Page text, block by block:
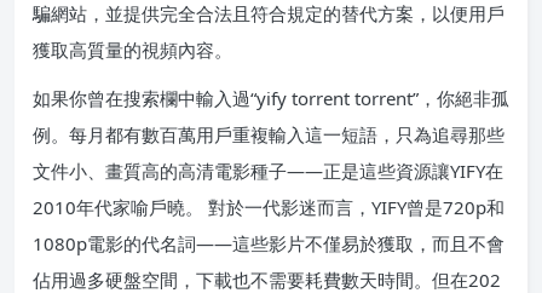
騙網站，並提供完全合法且符合規定的替代方案，以便用戶
獲取高質量的視頻內容。
如果你曾在搜索欄中輸入過“yify torrent torrent”，你絕非孤
例。每月都有數百萬用戶重複輸入這一短語，只為追尋那些
文件小、畫質高的高清電影種子——正是這些資源讓YIFY在
2010年代家喻戶曉。 對於一代影迷而言，YIFY曾是720p和
1080p電影的代名詞——這些影片不僅易於獲取，而且不會
佔用過多硬盤空間，下載也不需要耗費數天時間。但在202